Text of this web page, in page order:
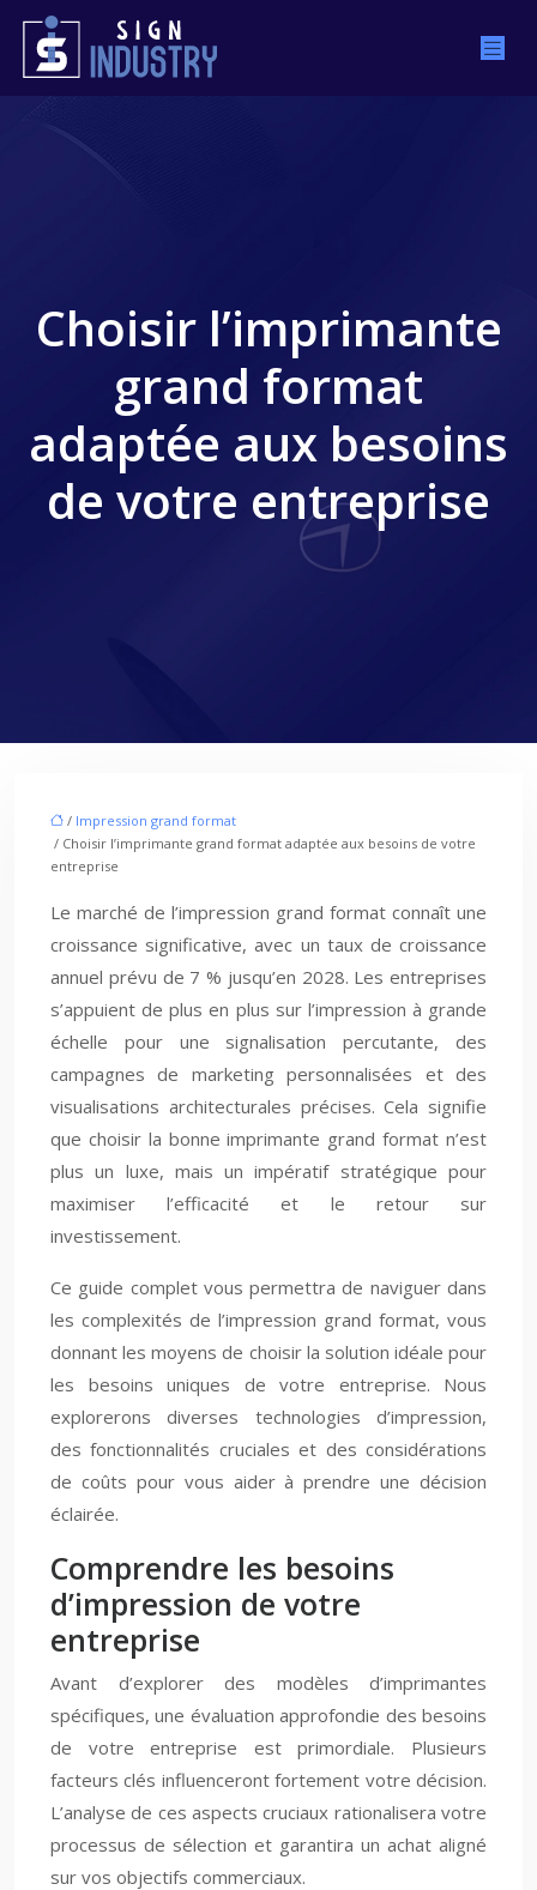
Choisir l’imprimante
grand format
adaptée aux besoins
de votre entreprise
/ Impression grand format
/ Choisir l’imprimante grand format adaptée aux besoins de votre
entreprise
Le marché de l’impression grand format connaît une
croissance significative, avec un taux de croissance
annuel prévu de 7 % jusqu’en 2028. Les entreprises
s’appuient de plus en plus sur l’impression à grande
échelle pour une signalisation percutante, des
campagnes de marketing personnalisées et des
visualisations architecturales précises. Cela signifie
que choisir la bonne imprimante grand format n’est
plus un luxe, mais un impératif stratégique pour
maximiser l’efficacité et le retour sur
investissement.
Ce guide complet vous permettra de naviguer dans
les complexités de l’impression grand format, vous
donnant les moyens de choisir la solution idéale pour
les besoins uniques de votre entreprise. Nous
explorerons diverses technologies d’impression,
des fonctionnalités cruciales et des considérations
de coûts pour vous aider à prendre une décision
éclairée.
Comprendre les besoins
d’impression de votre
entreprise
Avant d’explorer des modèles d’imprimantes
spécifiques, une évaluation approfondie des besoins
de votre entreprise est primordiale. Plusieurs
facteurs clés influenceront fortement votre décision.
L’analyse de ces aspects cruciaux rationalisera votre
processus de sélection et garantira un achat aligné
sur vos objectifs commerciaux.